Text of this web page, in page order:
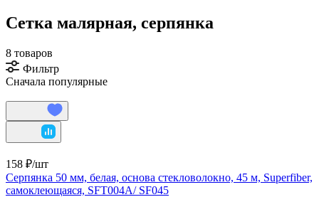
Сетка малярная, серпянка
8 товаров
Фильтр
Сначала популярные
158 ₽/шт
Серпянка 50 мм, белая, основа стекловолокно, 45 м, Superfiber,
самоклеющаяся, SFT004A/ SF045